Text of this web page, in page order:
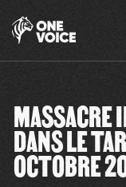
MASSACRE
DANS LE
OCTOBRE